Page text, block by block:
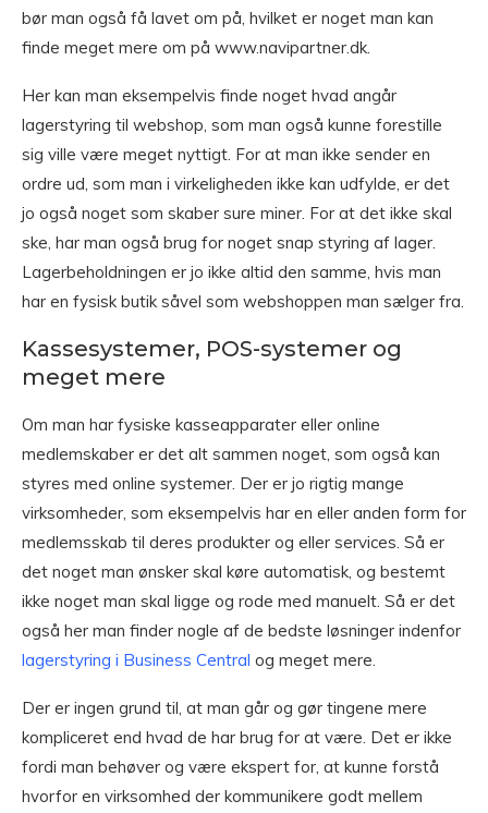
bør man også få lavet om på, hvilket er noget man kan
finde meget mere om på www.navipartner.dk.
Her kan man eksempelvis finde noget hvad angår
lagerstyring til webshop, som man også kunne forestille
sig ville være meget nyttigt. For at man ikke sender en
ordre ud, som man i virkeligheden ikke kan udfylde, er det
jo også noget som skaber sure miner. For at det ikke skal
ske, har man også brug for noget snap styring af lager.
Lagerbeholdningen er jo ikke altid den samme, hvis man
har en fysisk butik såvel som webshoppen man sælger fra.
Kassesystemer, POS-systemer og
meget mere
Om man har fysiske kasseapparater eller online
medlemskaber er det alt sammen noget, som også kan
styres med online systemer. Der er jo rigtig mange
virksomheder, som eksempelvis har en eller anden form for
medlemsskab til deres produkter og eller services. Så er
det noget man ønsker skal køre automatisk, og bestemt
ikke noget man skal ligge og rode med manuelt. Så er det
også her man finder nogle af de bedste løsninger indenfor
lagerstyring i Business Central og meget mere.
Der er ingen grund til, at man går og gør tingene mere
kompliceret end hvad de har brug for at være. Det er ikke
fordi man behøver og være ekspert for, at kunne forstå
hvorfor en virksomhed der kommunikere godt mellem